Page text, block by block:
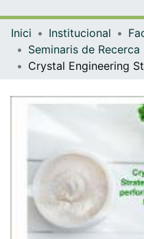
Inici Institucional